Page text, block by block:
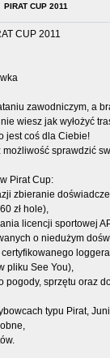
PIRAT CUP 2011
CUP 2011
zawodniczym, a
wiesz jak wyłożyć
jest coś dla Ciebie!
sprawdzić
Pirat Cup:
zbieranie
zł hole),
licencji sportowej
o niedużym
pliku See You),
pogody, sprzętu oraz
typu Pirat,